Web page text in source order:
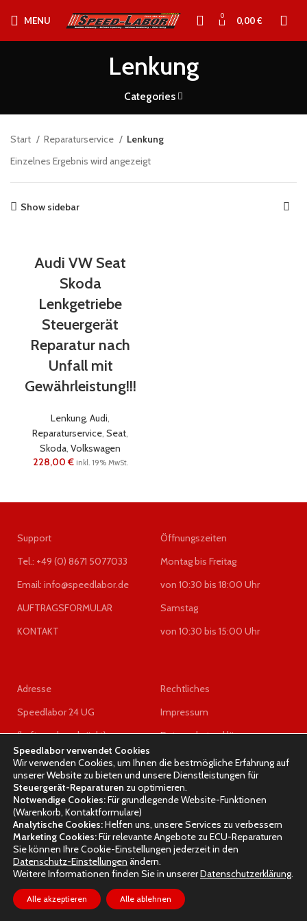
MENU 0 0,00€
Lenkung
Categories
Start Reparaturservice
Lenkung
Einzelnes Ergebnis wird angezeigt
Show sidebar
Audi VW Seat
Skoda
Lenkgetriebe
Steuergerät
Reparatur nach
Unfall mit
Gewährleistung!!!
Lenkung, Audi,
Reparaturservice, Seat,
Skoda, Volkswagen
228,00€ inkl. 19% MwSt.
Support
Tel.: +49 (0) 8671 5077033
Email: info@speedlabor.de
AUFTRAGSFORMULAR
KONTAKT
Öffnungszeiten
Montag bis Freitag
von 10:30 bis 18:00 Uhr
Samstag
von 10:30 bis 15:00 Uhr
Adresse
Speedlabor 24 UG
(haftungsbeschränkt)
z.Hd. Herrn Wigel
Eisenfelden 14
84543 Winhöring
Rechtliches
Impressum
Datenschutzerklärung
AGB
Widerrufsrecht
SPEEDLABOR2023 DESIGNED BY
Speedlabor verwendet Cookies
Wir verwenden Cookies, um Ihnen die bestmögliche Erfahrung auf
unserer Website zu bieten und unsere Dienstleistungen für
Steuergerät-Reparaturen zu optimieren.
Notwendige Cookies:Für grundlegende Website-Funktionen
(Warenkorb, Kontaktformulare)
Analytische Cookies:Helfen uns, unsere Services zu verbessern
Marketing Cookies:Für relevante Angebote zu ECU-Reparaturen
Sie können Ihre Cookie-Einstellungen jederzeit in den
Datenschutz-Einstellungen ändern.
Weitere Informationen finden Sie in unsererDatenschutzerklärung.
Alle akzeptieren Alle ablehnen
Filters Wunschliste Einkaufswagen